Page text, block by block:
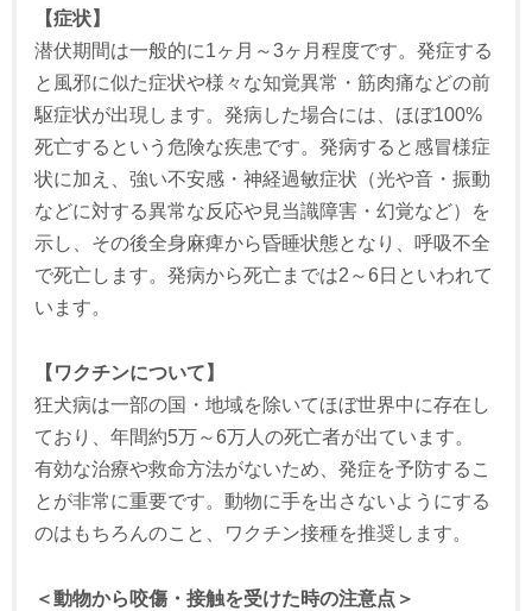
【症状】
潜伏期間は一般的に1ヶ月～3ヶ月程度です。発症する
と風邪に似た症状や様々な知覚異常・筋肉痛などの前
駆症状が出現します。発病した場合には、ほぼ100%
死亡するという危険な疾患です。発病すると感冒様症
状に加え、強い不安感・神経過敏症状（光や音・振動
などに対する異常な反応や見当識障害・幻覚など）を
示し、その後全身麻痺から昏睡状態となり、呼吸不全
で死亡します。発病から死亡までは2～6日といわれて
います。
【ワクチンについて】
狂犬病は一部の国・地域を除いてほぼ世界中に存在し
ており、年間約5万～6万人の死亡者が出ています。
有効な治療や救命方法がないため、発症を予防するこ
とが非常に重要です。動物に手を出さないようにする
のはもちろんのこと、ワクチン接種を推奨します。
＜動物から咬傷・接触を受けた時の注意点＞